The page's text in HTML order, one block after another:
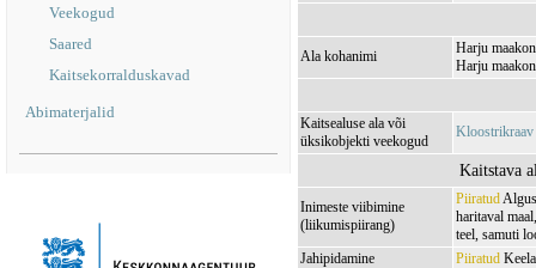
Veekogud
Saared
Kaitsekorralduskavad
Abimaterjalid
Ala kohanimi
Harju
Harju
Kaitsealuse ala või
üksikobjekti veekogud
Kaitstava
Inimeste viibimine
(liikumispiirang)
Piiratud
haritaval
teel, samuti
Jahipidamine
Piiratud